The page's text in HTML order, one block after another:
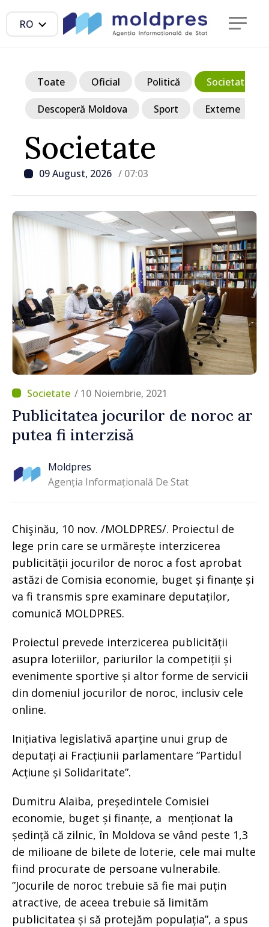
RO
Societate
09 August, 2026 / 07:03
Toate Oficial Politică Societate
Descoperă Moldova Sport Externe
/ 10 Noiembrie, 2021
Publicitatea jocurilor de noroc ar
putea fi interzisă
Moldpres
Agenția Informațională De Stat
Chişinău, 10 nov. /MOLDPRES/. Proiectul de
lege prin care se urmărește interzicerea
publicității jocurilor de noroc a fost aprobat
astăzi de Comisia economie, buget și finanțe și
va fi transmis spre examinare deputaților,
comunică MOLDPRES.
Proiectul prevede interzicerea publicității
asupra loteriilor, pariurilor la competiții și
evenimente sportive și altor forme de servicii
din domeniul jocurilor de noroc, inclusiv cele
online.
Inițiativa legislativă aparține unui grup de
deputați ai Fracțiunii parlamentare ”Partidul
Acțiune și Solidaritate”.
Dumitru Alaiba, președintele Comisiei
economie, buget și finanțe, a menționat la
ședință că zilnic, în Moldova se vând peste 1,3
de milioane de bilete de loterie, cele mai multe
fiind procurate de persoane vulnerabile.
”Jocurile de noroc trebuie să fie mai puțin
atractive, de aceea trebuie să limităm
publicitatea și să protejăm populația”, a spus